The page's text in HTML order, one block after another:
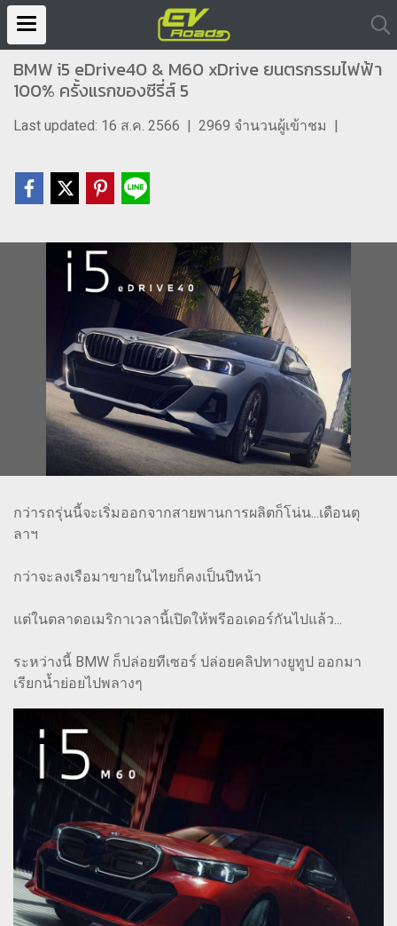
BMW i5 eDrive40 & M60 xDrive ยนตรกรรมไฟฟ้า
100% ครั้งแรกของซีรี่ส์ 5
Last updated: 16 ส.ค. 2566 | 2969 จำนวนผู้เข้าชม |
กว่ารถรุ่นนี้จะเริ่มออกจากสายพานการผลิตก็โน่น...เดือนตุ
ลาฯ
กว่าจะลงเรือมาขายในไทยก็คงเป็นปีหน้า
แต่ในตลาดอเมริกาเวลานี้เปิดให้พรีออเดอร์กันไปแล้ว...
ระหว่างนี้ BMW ก็ปล่อยทีเซอร์ ปล่อยคลิปทางยูทูป ออกมา
เรียกน้ำย่อยไปพลางๆ